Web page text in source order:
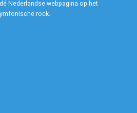
Nederlandse webpagina op het
rock.